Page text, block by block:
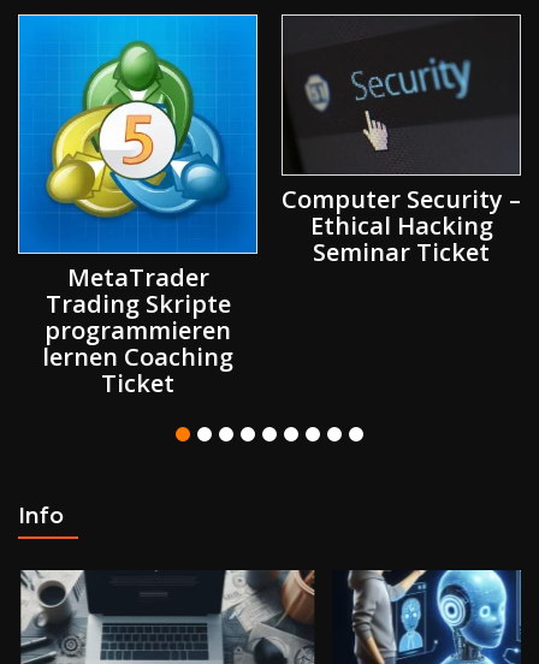
MetaTrader
Trading Skripte
programmieren
lernen Coaching
Ticket
Computer Security –
Ethical Hacking
Seminar Ticket
Info